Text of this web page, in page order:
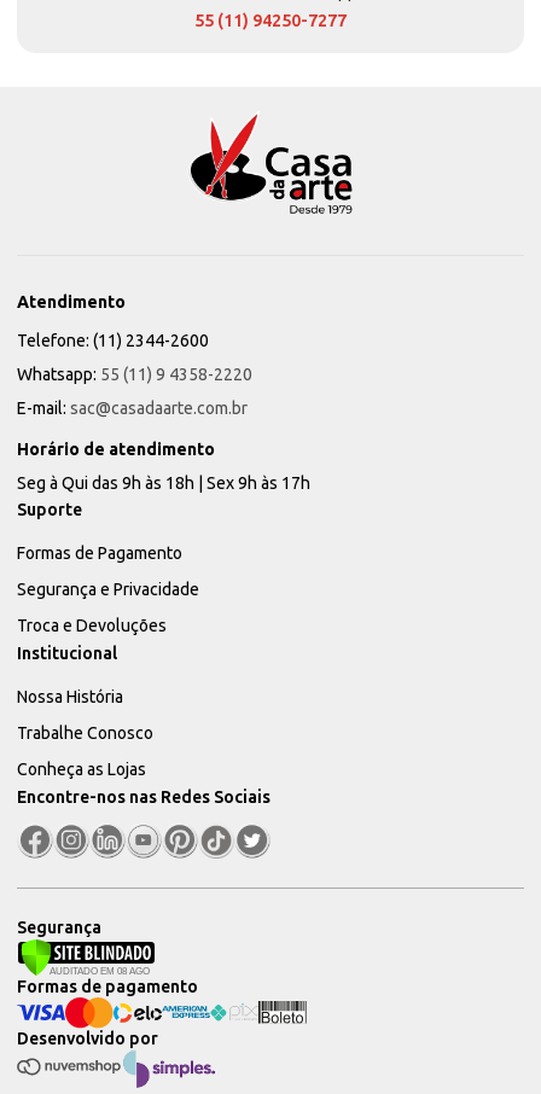
55 (11) 94250-7277
Atendimento
Telefone: (11) 2344-2600
Whatsapp: 55 (11) 9 4358-2220
E-mail: sac@casadaarte.com.br
Horário de atendimento
Seg à Qui das 9h às 18h | Sex 9h às 17h
Suporte
Formas de Pagamento
Segurança e Privacidade
Troca e Devoluções
Institucional
Nossa História
Trabalhe Conosco
Conheça as Lojas
Encontre-nos nas Redes Sociais
Segurança
Desenvolvido por
Formas de pagamento